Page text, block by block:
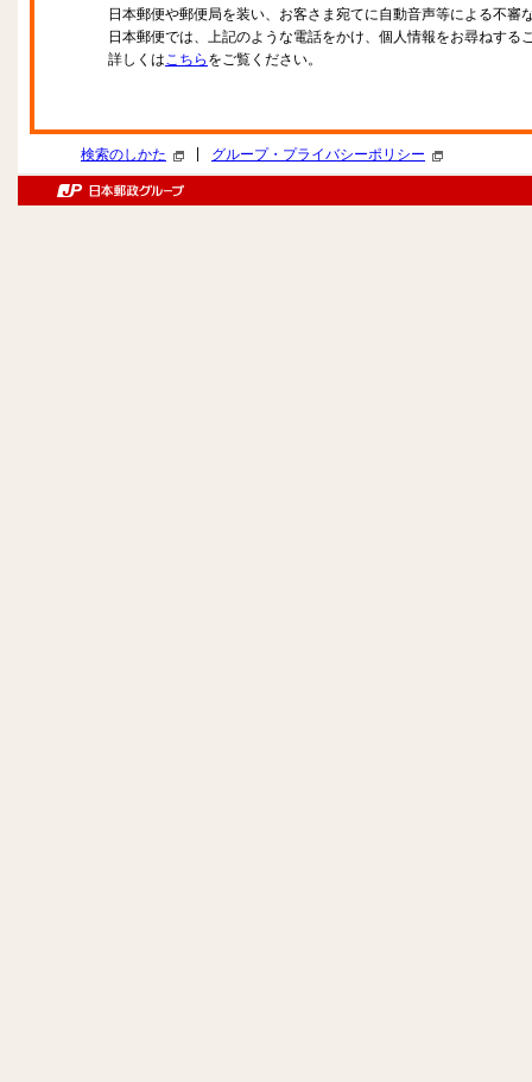
日本郵便や郵便局を装い、お客さま宛てに自動音声等による不審
日本郵便では、上記のような電話をかけ、個人情報をお尋ねする
詳しくはこちら をご覧ください。
検索のしかた グループ・プライバシーポリシー